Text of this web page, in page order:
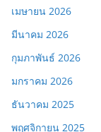
เมษายน 2026
มีนาคม 2026
กุมภาพันธ์ 2026
มกราคม 2026
ธันวาคม 2025
พฤศจิกายน 2025